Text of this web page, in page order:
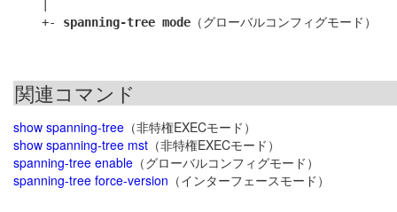
    +-
spanning-tree mode
関連コマンド
show spanning-tree （非特権EXECモード）
show spanning-tree mst （非特権EXECモード）
spanning-tree enable （グローバルコンフィグモード）
spanning-tree force-version （インターフェースモード）